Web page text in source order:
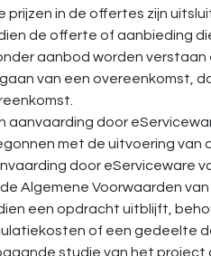
prijzen in de offertes zijn
de offerte of aanbieding
aanbod worden
van een overeenkomst,
aanvaarding door
met de uitvoering van
door eServiceware
Algemene Voorwaarden
een opdracht uitblijft,
of een gedeelte
studie van het project